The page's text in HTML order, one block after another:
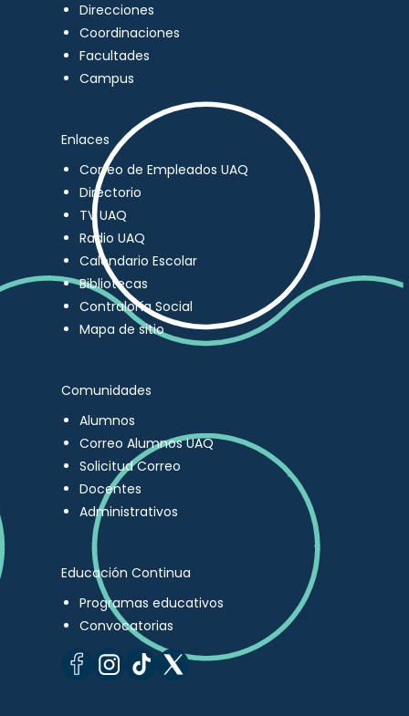
Direcciones
Coordinaciones
Facultades
Campus
Enlaces
Correo de Empleados UAQ
Directorio
TV UAQ
Radio UAQ
Calendario Escolar
Bibliotecas
Contraloría Social
Mapa de sitio
Comunidades
Alumnos
Correo Alumnos UAQ
Solicitud Correo
Docentes
Administrativos
Educación Continua
Programas educativos
Convocatorias